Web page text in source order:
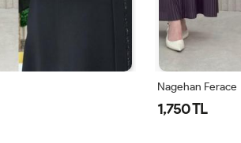
Nagehan Ferace
1,750 TL